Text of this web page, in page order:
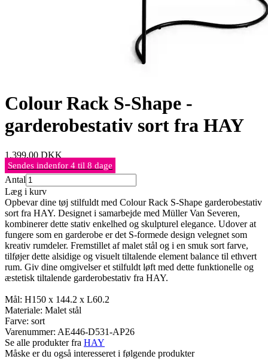
Colour Rack S-Shape -
garderobestativ sort fra HAY
1.399,00 DKK
Sendes indenfor 4 til 8 dage
Antal
Læg i kurv
Opbevar dine tøj stilfuldt med Colour Rack S-Shape garderobestativ
sort fra HAY. Designet i samarbejde med Müller Van Severen,
kombinerer dette stativ enkelhed og skulpturel elegance. Udover at
fungere som en garderobe er det S-formede design velegnet som
kreativ rumdeler. Fremstillet af malet stål og i en smuk sort farve,
tilføjer dette alsidige og visuelt tiltalende element balance til ethvert
rum. Giv dine omgivelser et stilfuldt løft med dette funktionelle og
æstetisk tiltalende garderobestativ fra HAY.
Mål: H150 x 144.2 x L60.2
Materiale: Malet stål
Farve: sort
Varenummer: AE446-D531-AP26
Se alle produkter fra HAY
Måske er du også interesseret i følgende produkter